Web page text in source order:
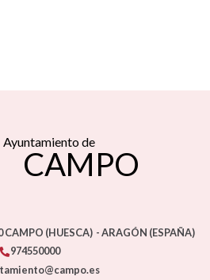
Ayuntamiento de
CAMPO
CAMPO (HUESCA) - ARAGÓN (ESPAÑA)
974550000